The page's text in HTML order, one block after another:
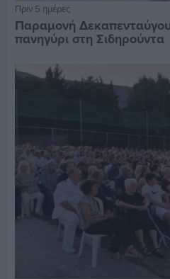
Πριν 5 ημέρες
Παραμονή
πανηγύρι στη Σιδηρούντα